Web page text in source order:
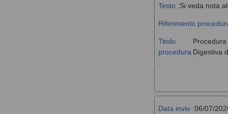
Testo :Si veda nota
Riferimento
Titolo
procedura
:
Digestiva
Data invio :06/07/